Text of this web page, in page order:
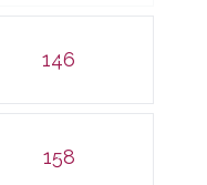
146
158